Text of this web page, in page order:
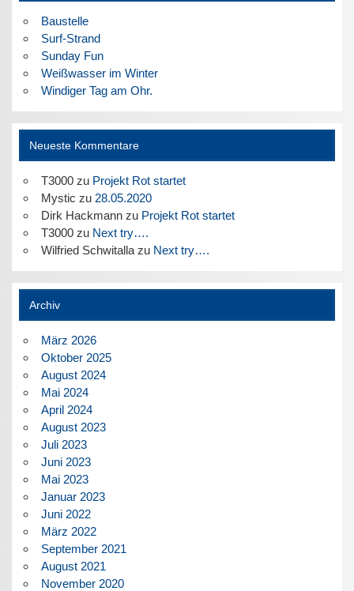
Baustelle
Surf-Strand
Sunday Fun
Weißwasser im Winter
Windiger Tag am Ohr.
Neueste Kommentare
T3000zu Projekt Rot startet
Mystic zu 28.05.2020
Dirk Hackmannzu Projekt Rot startet
T3000zu Next try….
Wilfried Schwitallazu Next try….
Archiv
März 2026
Oktober 2025
August 2024
Mai 2024
April 2024
August 2023
Juli 2023
Juni 2023
Mai 2023
Januar 2023
Juni 2022
März 2022
September 2021
August 2021
November 2020